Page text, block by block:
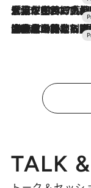
2026.7.17
「土佐和ハーブかき氷」がOMO7高知に登場！生姜、山椒、大葉など目にも舌にも涼を
2026.7.10
NEW OPEN！【界 草津】名湯の地に誕生。趣の異なる2種の温泉と上州ならではの会席・蕎麦割烹など美食を味わう究極の癒やし旅
TALK